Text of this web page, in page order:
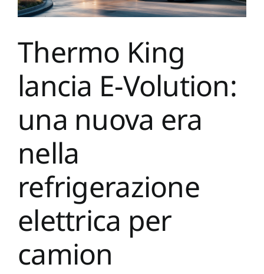
Thermo King
lancia E-Volution:
una nuova era
nella
refrigerazione
elettrica per
camion